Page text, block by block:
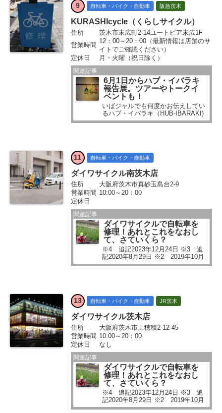
9 自転車・バイク・自動車 阪急茨木
KURASHIcycle（くらしサイクル）
住所
茨木市末広町2-14ユートピア末広1F
営業時間
12：00～20：00（最新情報は店舗のサ
イトでご確認ください）
定休日
月・火曜（祝日除く）
関連記事
6月1日からハブ・イバラキ
報告展。ツアーやトークイ
ベントも！
いばジャルでも何度かお伝えしてい
るハブ・イバラキ（HUB-IBARAKI)
アート・プロジェクト...
11 自転車・バイク・自動車
ダイワサイクル南茨木店
住所
大阪府茨木市真砂玉島台2-9
営業時間 10:00～20：00
定休日
関連記事
ダイワサイクルで自転車を
修理！あれとこれをなおし
て、さていくら？
※4 追記2023年12月24日 ※3 追
記2020年8月29日 ※2 2019年10月
28日追記 ※ 2017年10月1日追記
13 自転車・バイク・自動車 JR茨木
ダイワサイクル茨木店
住所
大阪府茨木市上穂積2-12-45
営業時間 10:00～20：00
定休日
なし
関連記事
ダイワサイクルで自転車を
修理！あれとこれをなおし
て、さていくら？
※4 追記2023年12月24日 ※3 追
記2020年8月29日 ※2 2019年10月
28日追記 ※ 2017年10月1日追記